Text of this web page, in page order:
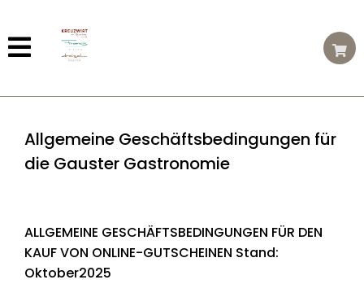
Allgemeine Geschäftsbedingungen für
die Gauster Gastronomie
ALLGEMEINE GESCHÄFTSBEDINGUNGEN FÜR DEN
KAUF VON ONLINE-GUTSCHEINEN Stand:
Oktober2025